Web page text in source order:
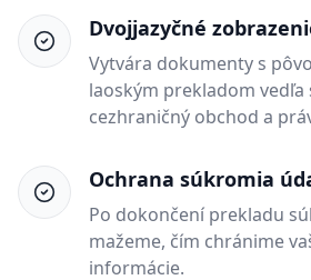
Dvojjazyčné
Vytvára dokumenty s
laoským prekladom vedľa
cezhraničný obchod a
Ochrana súkromia
Po dokončení prekladu
mažeme, čím chránime
informácie.